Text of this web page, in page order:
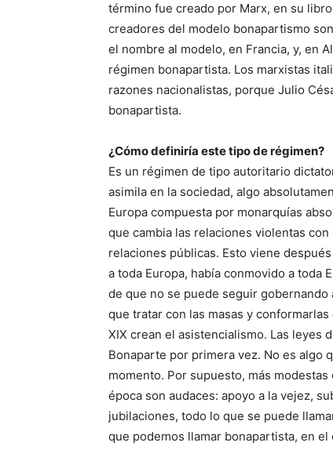
término fue creado por Marx, en su
creadores del modelo bonapartismo
el nombre al modelo, en Francia, y, en
régimen bonapartista. Los marxistas
razones nacionalistas, porque Julio
bonapartista.
¿Cómo definiría este tipo de régimen?
Es un régimen de tipo autoritario
asimila en la sociedad, algo
Europa compuesta por monarquías
que cambia las relaciones violentas
relaciones públicas. Esto viene
a toda Europa, había conmovido a toda
de que no se puede seguir gobernando
que tratar con las masas y
XIX crean el asistencialismo. Las leyes
Bonaparte por primera vez. No es algo
momento. Por supuesto, más
época son audaces: apoyo a la vejez,
jubilaciones, todo lo que se puede
que podemos llamar bonapartista, en